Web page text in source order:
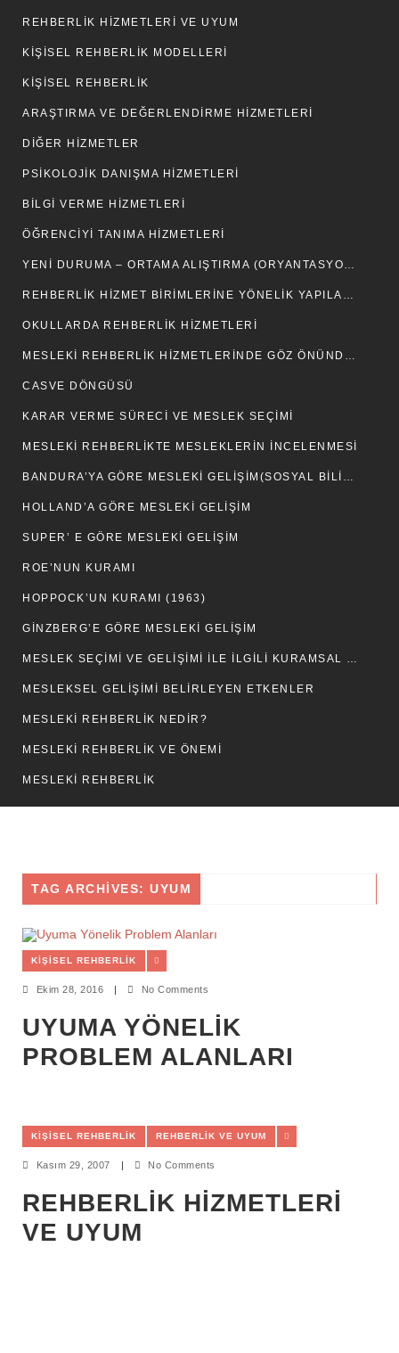
REHBERLİK HİZMETLERİ VE UYUM
KİŞİSEL REHBERLİK MODELLERİ
KİŞİSEL REHBERLİK
ARAŞTIRMA VE DEĞERLENDIRME HIZMETLERI
DIĞER HIZMETLER
PSIKOLOJIK DANIŞMA HIZMETLERI
BILGI VERME HIZMETLERI
ÖĞRENCIYI TANIMA HIZMETLERI
YENI DURUMA – ORTAMA ALIŞTIRMA (ORYANTASYON) HIZMETLERI
REHBERLIK HIZMET BIRIMLERINE YÖNELIK YAPILAN SINIFLAMALAR
OKULLARDA REHBERLİK HİZMETLERİ
MESLEKI REHBERLIK HIZMETLERINDE GÖZ ÖNÜNDE TUTULMASI GEREKEN NOKTALAR
CASVE DÖNGÜSÜ
KARAR VERME SÜRECI VE MESLEK SEÇIMI
MESLEKI REHBERLIKTE MESLEKLERIN İNCELENMESI
BANDURA’YA GÖRE MESLEKI GELIŞIM(SOSYAL BILIŞSEL KURAM)
HOLLAND’A GÖRE MESLEKI GELIŞIM
SUPER’ E GÖRE MESLEKI GELIŞIM
ROE’NUN KURAMI
HOPPOCK’UN KURAMI (1963)
GINZBERG’E GÖRE MESLEKI GELIŞIM
MESLEK SEÇİMİ VE GELİŞİMİ İLE İLGİLİ KURAMSAL GÖRÜŞLER
MESLEKSEL GELİŞİMİ BELİRLEYEN ETKENLER
MESLEKİ REHBERLİK NEDİR?
MESLEKİ REHBERLİK VE ÖNEMİ
MESLEKİ REHBERLİK
TAG ARCHIVES: UYUM
KIŞISEL REHBERLIK
Ekim 28, 2016 No Comments
UYUMA YÖNELIK
PROBLEM ALANLARI
KIŞISEL REHBERLIK REHBERLIK VE UYUM
Kasım 29, 2007 No Comments
REHBERLİK HİZMETLERİ
VE UYUM